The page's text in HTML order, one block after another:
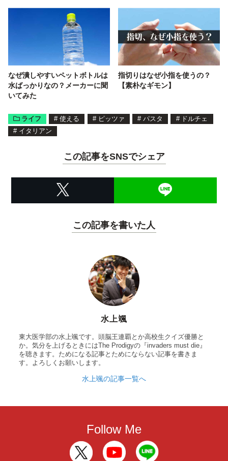
なぜ潰しやすいペットボトルは
水ばっかりなの？メーカーに聞
いてみた
指切りはなぜ小指を使うの？
【素朴なギモン】
ライフ # 使える # ピッツァ # パスタ # ドルチェ
# イタリアン
この記事をSNSでシェア
この記事を書いた人
水上颯
東大医学部の水上颯です。頭脳王連覇とか高校生クイズ優勝と
か。気分を上げるときにはThe Prodigyの『invaders must die』
を聴きます。ためになる記事とためにならない記事を書きま
す。よろしくお願いします。
水上颯の記事一覧へ
Follow Me